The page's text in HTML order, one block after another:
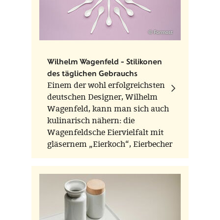
© Formost
Wilhelm Wagenfeld - Stilikonen
des täglichen Gebrauchs
Einem der wohl erfolgreichsten
deutschen Designer, Wilhelm
Wagenfeld, kann man sich auch
kulinarisch nähern: die
Wagenfeldsche Eiervielfalt mit
gläsernem „Eierkoch“, Eierbecher
und Eierlöffel bietet die
Möglichkeit, dieses Lebensmittel
mit höchsten Genuss zu
verfeinern.